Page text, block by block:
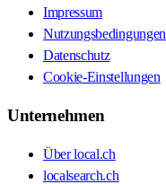
Impressum
Nutzungsbedingungen
Datenschutz
Cookie-Einstellungen
Unternehmen
Über local.ch
localsearch.ch